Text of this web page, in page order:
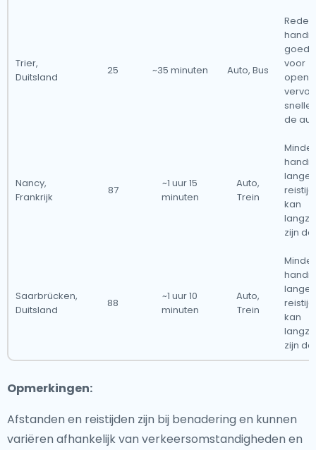
Trier,
Duitsland
25 ~35 minuten Auto, Bus
voor
de
Nancy,
Frankrijk
87
~1 uur 15
minuten
Auto,
Trein
Minder
kan
zijn
Saarbrücken,
Duitsland
88
~1 uur 10
minuten
Auto,
Trein
Minder
kan
zijn
Opmerkingen:
Afstanden en reistijden zijn bij benadering en kunnen
variëren afhankelijk van verkeersomstandigheden en